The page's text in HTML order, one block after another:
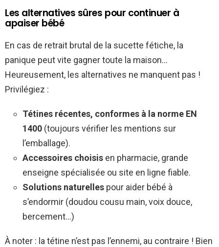
Les alternatives sûres pour continuer à
apaiser bébé
En cas de retrait brutal de la sucette fétiche, la
panique peut vite gagner toute la maison…
Heureusement, les alternatives ne manquent pas !
Privilégiez :
Tétines récentes, conformes à la norme EN
1400 (toujours vérifier les mentions sur
l’emballage).
Accessoires choisis en pharmacie, grande
enseigne spécialisée ou site en ligne fiable.
Solutions naturelles pour aider bébé à
s’endormir (doudou cousu main, voix douce,
bercement…)
À noter : la tétine n’est pas l’ennemi, au contraire ! Bien